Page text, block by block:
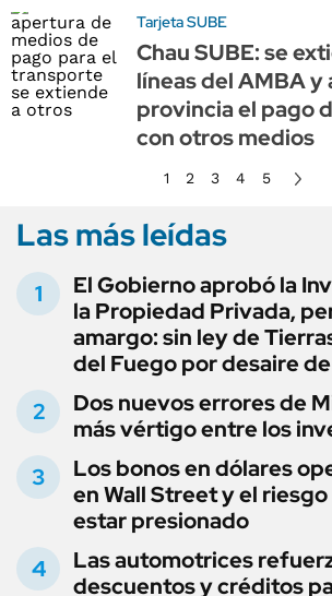
Tarjeta SUBE
Chau SUBE: se
líneas del AMBA y
provincia el pago
con otros medios
1 2 3 4 5
Las más leídas
El Gobierno aprobó la
la Propiedad Privada,
amargo: sin ley de
del Fuego por desaire
Dos nuevos errores de
más vértigo entre los
Los bonos en dólares
en Wall Street y el
estar presionado
Las automotrices
descuentos y créditos